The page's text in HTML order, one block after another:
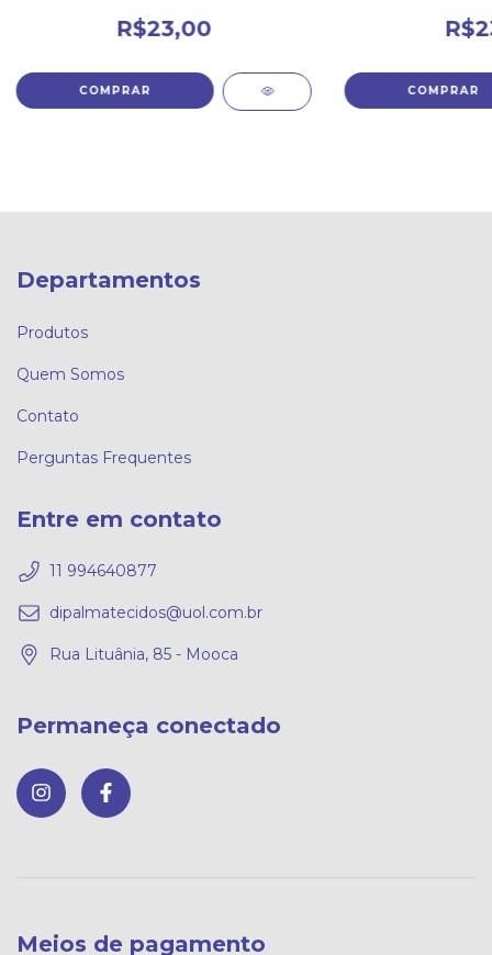
R$23,00
Departamentos
Produtos
Quem Somos
Contato
Perguntas Frequentes
Entre em contato
11 994640877
dipalmatecidos@uol.com.br
Rua Lituânia, 85 - Mooca
Permaneça conectado
Meios de pagamento